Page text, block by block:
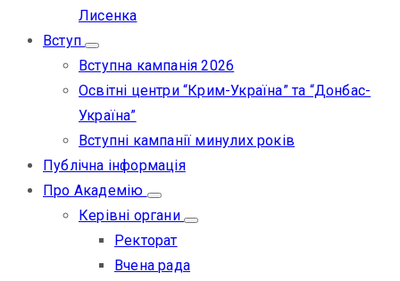
Лисенка
Вступ
Вступна кампанія 2026
Освітні центри “Крим-Україна” та “Донбас-
Україна”
Вступні кампанії минулих років
Публічна інформація
Про Академію
Керівні органи
Ректорат
Вчена рада